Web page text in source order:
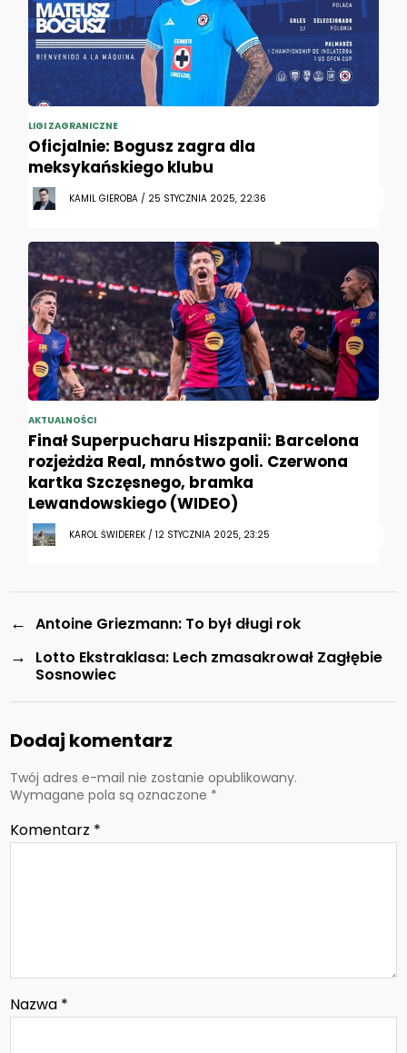
LIGI ZAGRANICZNE
Oficjalnie: Bogusz zagra dla
meksykańskiego klubu
KAMIL GIEROBA / 25 STYCZNIA 2025, 22:36
AKTUALNOŚCI
Finał Superpucharu Hiszpanii: Barcelona
rozjeżdża Real, mnóstwo goli. Czerwona
kartka Szczęsnego, bramka
Lewandowskiego (WIDEO)
KAROL ŚWIDEREK / 12 STYCZNIA 2025, 23:25
← Antoine Griezmann: To był długi rok
→
Lotto Ekstraklasa: Lech zmasakrował Zagłębie
Sosnowiec
Dodaj komentarz
Twój adres e-mail nie zostanie opublikowany.
Wymagane pola są oznaczone *
Komentarz *
Nazwa *